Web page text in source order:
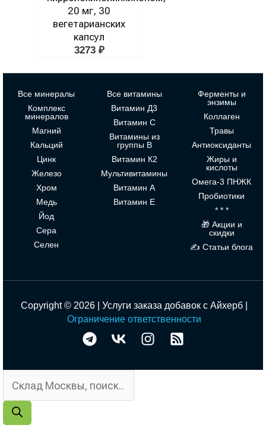
20 мг, 30
вегетарианских
капсул
3273 ₽
Все минералы
Комплекс
минералов
Магний
Кальций
Цинк
Железо
Хром
Медь
Йод
Сера
Селен
Все витамины
Витамин Д3
Витамин С
Витамины из
группы В
Витамин К2
Мультивитамины
Витамин А
Витамин Е
Ферменты и
энзимы
Коллаген
Травы
Антиоксиданты
Жиры и
кислоты
Омега-3 ПНЖК
Пробиотики
* * *
🎁 Акции и
скидки
✍ Статьи блога
Copyright © 2026 | Услуги заказа добавок с Айхерб |
Ограничение ответственности